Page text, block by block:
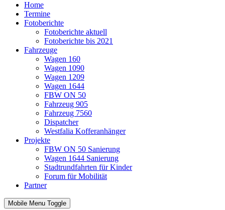
Home
Termine
Fotoberichte
Fotoberichte aktuell
Fotoberichte bis 2021
Fahrzeuge
Wagen 160
Wagen 1090
Wagen 1209
Wagen 1644
FBW ON 50
Fahrzeug 905
Fahrzeug 7560
Dispatcher
Westfalia Kofferanhänger
Projekte
FBW ON 50 Sanierung
Wagen 1644 Sanierung
Stadtrundfahrten für Kinder
Forum für Mobilität
Partner
Mobile Menu Toggle